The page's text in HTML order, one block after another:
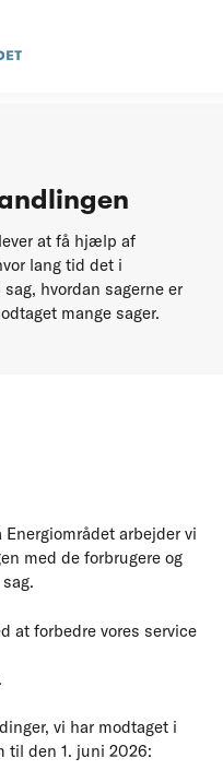
at få hjælp af
lang tid det i
hvordan sagerne er
mange sager.
arbejder vi
med de forbrugere og
at forbedre vores service
vi har modtaget i
til den 1. juni 2026: